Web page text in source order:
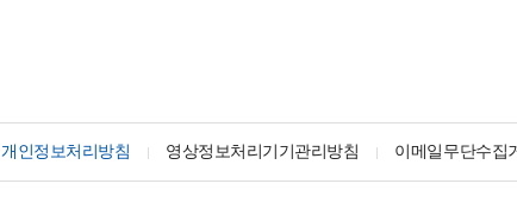
개인정보처리방침 영상정보처리기기관리방침 이메일무단수집